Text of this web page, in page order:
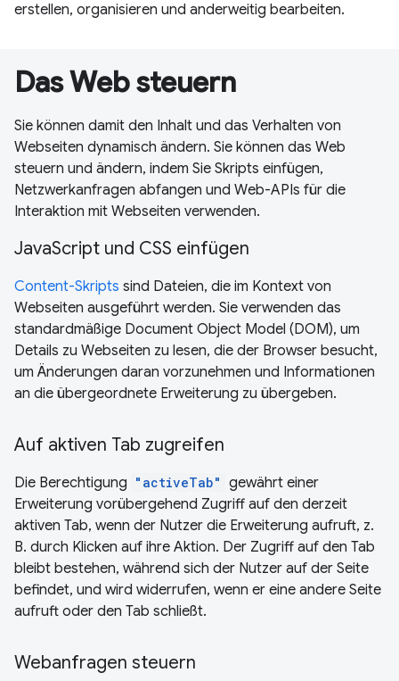
erstellen, organisieren und anderweitig bearbeiten.
Das Web steuern
Sie können damit den Inhalt und das Verhalten von
Webseiten dynamisch ändern. Sie können das Web
steuern und ändern, indem Sie Skripts einfügen,
Netzwerkanfragen abfangen und Web-APIs für die
Interaktion mit Webseiten verwenden.
JavaScript und CSS einfügen
Content-Skripts sind Dateien, die im Kontext von
Webseiten ausgeführt werden. Sie verwenden das
standardmäßige Document Object Model (DOM), um
Details zu Webseiten zu lesen, die der Browser besucht,
um Änderungen daran vorzunehmen und Informationen
an die übergeordnete Erweiterung zu übergeben.
Auf aktiven Tab zugreifen
Die Berechtigung "activeTab" gewährt einer
Erweiterung vorübergehend Zugriff auf den derzeit
aktiven Tab, wenn der Nutzer die Erweiterung aufruft, z.
B. durch Klicken auf ihre Aktion. Der Zugriff auf den Tab
bleibt bestehen, während sich der Nutzer auf der Seite
befindet, und wird widerrufen, wenn er eine andere Seite
aufruft oder den Tab schließt.
Webanfragen steuern